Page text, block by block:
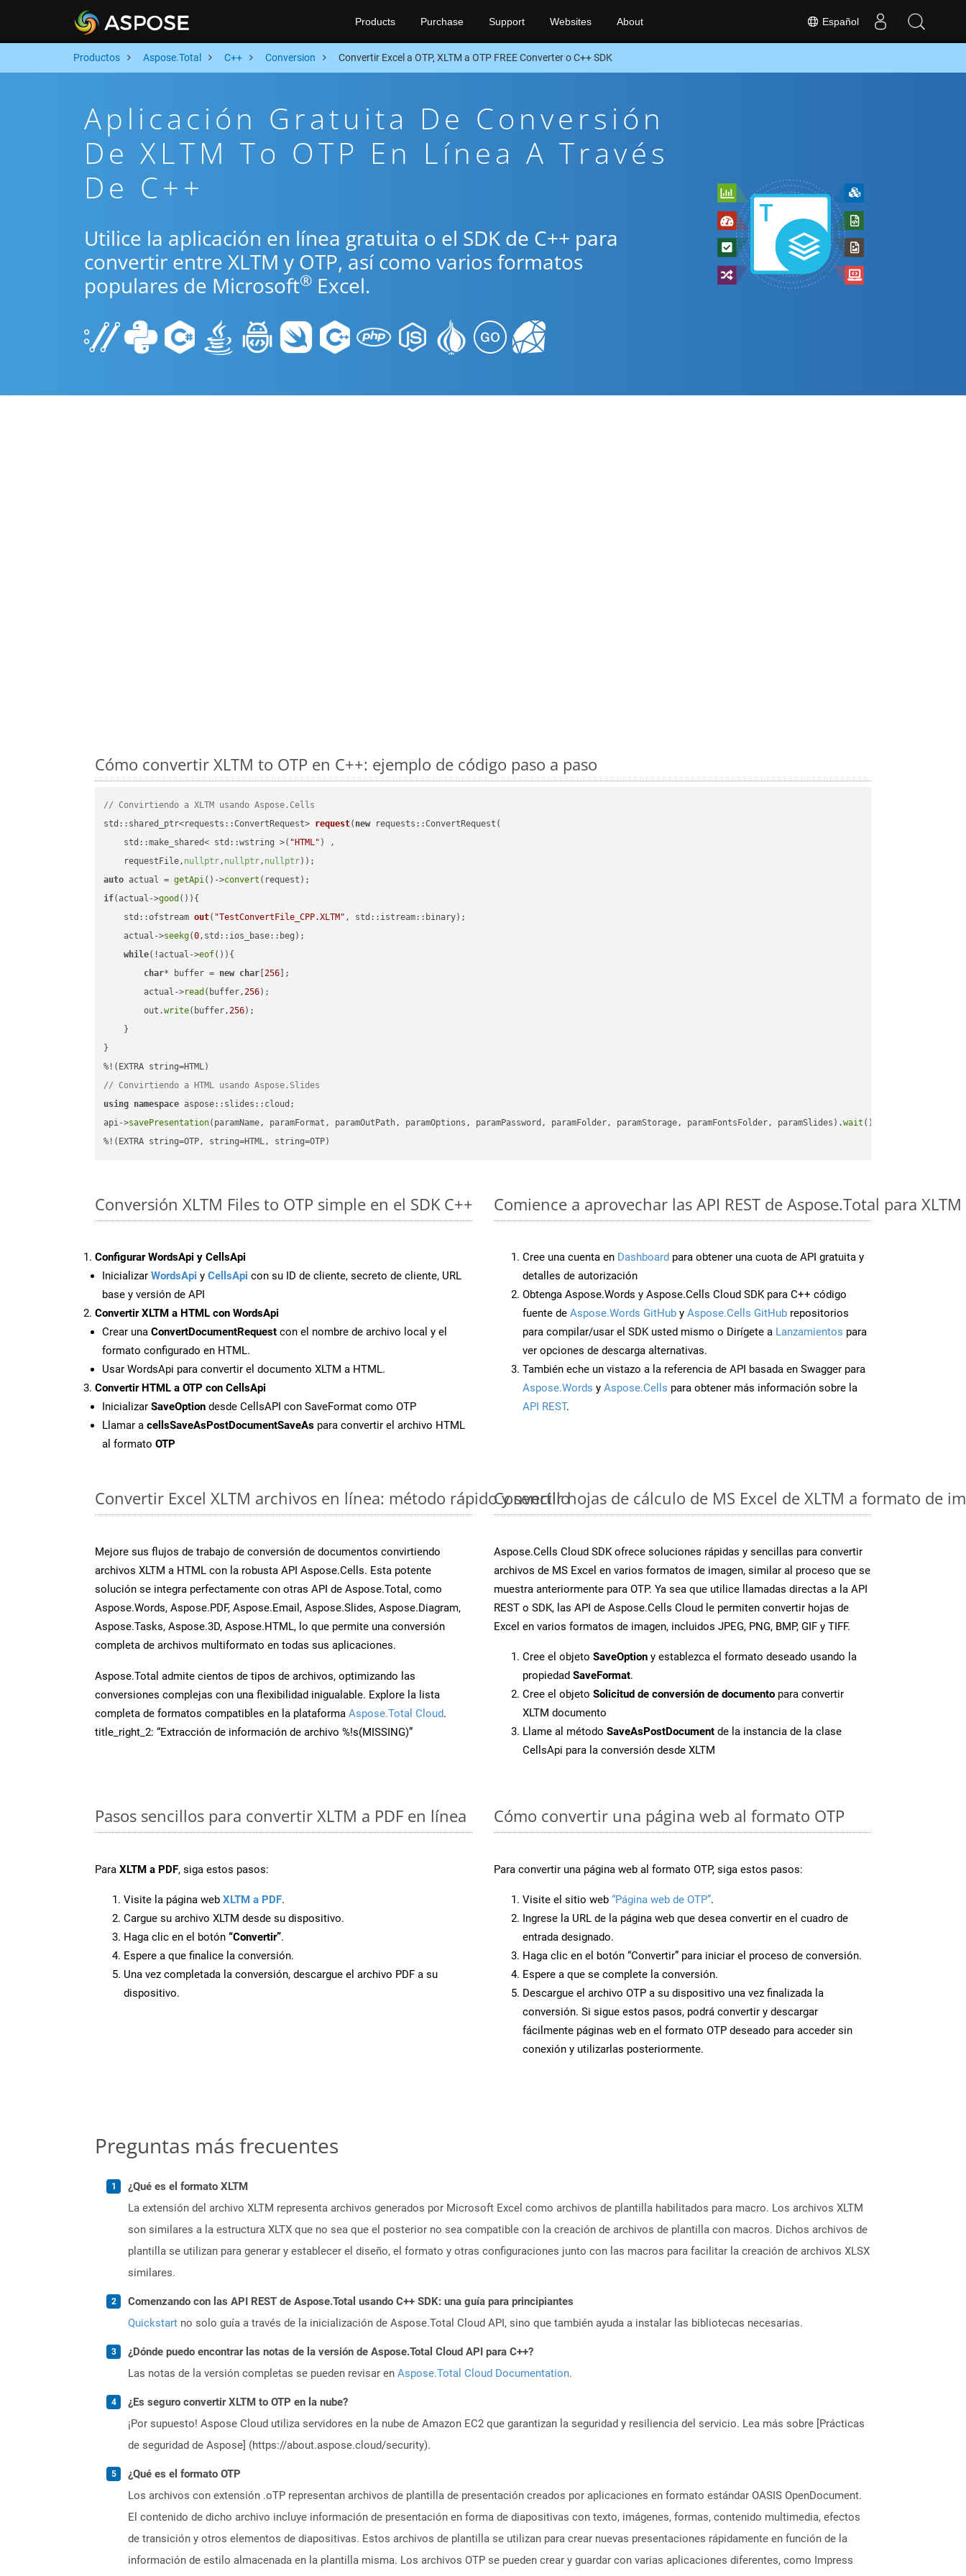
Español
Products Purchase Support Websites About
Productos Aspose.Total C++ Conversion Convertir Excel a OTP, XLTM a OTP FREE Converter o C++ SDK
Aplicación Gratuita De Conversión
De XLTM To OTP En Línea A Través
De C++
Utilice la aplicación en línea gratuita o el SDK de C++ para
convertir entre XLTM y OTP, así como varios formatos
populares de Microsoft® Excel.
Cómo convertir XLTM to OTP en C++: ejemplo de código paso a paso
// Convirtiendo a XLTM usando Aspose.Cells
std::shared_ptr<requests::ConvertRequest> request( new requests::ConvertRequest(
    std::make_shared< std::wstring >(
"HTML" ) ,
    requestFile,
nullptr, nullptr, nullptr))
auto actual = getApi()->convert
if(actual->good ()){
std::ofstream out( "TestConvertFile_CPP.XLTM" , std::istream::binary) ;
    actual->
seekg(0,std::ios_base::beg);
while(!actual->eof()){
char* buffer = new char [256 ];
        actual->
read (buffer,256);
        out.
write(buffer,256);
    }
}
// Convirtiendo a HTML usando Aspose.Slides
using namespace aspose::slides::cloud;
api->savePresentation(paramName, paramFormat, paramOutPath, paramOptions, paramPassword, paramFolder, paramStorage, paramFontsFolder, paramSlides).wait ();
%!(EXTRA string=OTP, string=HTML, string=OTP)
Conversión XLTM Files to OTP simple en el SDK C++
Configurar WordsApi y CellsApi
Inicializar WordsApi y CellsApi con su ID de cliente, secreto de cliente, URL
base y versión de API
Convertir XLTM a HTML con WordsApi
Crear una ConvertDocumentRequest con el nombre de archivo local y el
formato configurado en HTML.
Usar WordsApi para convertir el documento XLTM a HTML.
Convertir HTML a OTP con CellsApi
Inicializar SaveOption desde CellsAPI con SaveFormat como OTP
Llamar a cellsSaveAsPostDocumentSaveAs para convertir el archivo HTML
al formato OTP
Comience a aprovechar las API REST de Aspose.Total para
Cree una cuenta en Dashboard para obtener una cuota de API gratuita y
detalles de autorización
Obtenga Aspose.Words y Aspose.Cells Cloud SDK para C++ código
fuente de Aspose.Words GitHub y Aspose.Cells GitHub repositorios
para compilar/usar el SDK usted mismo o Dirígete a Lanzamientos para
ver opciones de descarga alternativas.
También eche un vistazo a la referencia de API basada en Swagger para
Aspose.Words y Aspose.Cells para obtener más información sobre la
API REST.
Convertir Excel XLTM archivos en línea: método rápido y sencillo
Mejore sus flujos de trabajo de conversión de documentos convirtiendo
archivos XLTM a HTML con la robusta API Aspose.Cells. Esta potente
solución se integra perfectamente con otras API de Aspose.Total, como
Aspose.Words, Aspose.PDF, Aspose.Email, Aspose.Slides, Aspose.Diagram,
Aspose.Tasks, Aspose.3D, Aspose.HTML, lo que permite una conversión
completa de archivos multiformato en todas sus aplicaciones.
Aspose.Total admite cientos de tipos de archivos, optimizando las
conversiones complejas con una flexibilidad inigualable. Explore la lista
completa de formatos compatibles en la plataforma Aspose.Total Cloud.
title_right_2: “Extracción de información de archivo %!s(MISSING)”
Convertir hojas de cálculo de MS Excel de XLTM a formato de
Aspose.Cells Cloud SDK ofrece soluciones rápidas y sencillas para convertir
archivos de MS Excel en varios formatos de imagen, similar al proceso que se
muestra anteriormente para OTP. Ya sea que utilice llamadas directas a la API
REST o SDK, las API de Aspose.Cells Cloud le permiten convertir hojas de
Excel en varios formatos de imagen, incluidos JPEG, PNG, BMP, GIF y TIFF.
Cree el objeto SaveOption y establezca el formato deseado usando la
propiedad SaveFormat.
Cree el objeto Solicitud de conversión de documento para convertir
XLTM documento
Llame al método SaveAsPostDocument de la instancia de la clase
CellsApi para la conversión desde XLTM
Pasos sencillos para convertir XLTM a PDF en línea
Para XLTM a PDF, siga estos pasos:
Visite la página web XLTM a PDF.
Cargue su archivo XLTM desde su dispositivo.
Haga clic en el botón “Convertir”.
Espere a que finalice la conversión.
Una vez completada la conversión, descargue el archivo PDF a su
dispositivo.
Cómo convertir una página web al formato OTP
Para convertir una página web al formato OTP, siga estos pasos:
Visite el sitio web “Página web de OTP”.
Ingrese la URL de la página web que desea convertir en el cuadro de
entrada designado.
Haga clic en el botón “Convertir” para iniciar el proceso de conversión.
Espere a que se complete la conversión.
Descargue el archivo OTP a su dispositivo una vez finalizada la
conversión. Si sigue estos pasos, podrá convertir y descargar
fácilmente páginas web en el formato OTP deseado para acceder sin
conexión y utilizarlas posteriormente.
Preguntas más frecuentes
¿Qué es el formato XLTM
La extensión del archivo XLTM representa archivos generados por Microsoft Excel como archivos de plantilla habilitados para macro. Los archivos XLTM
son similares a la estructura XLTX que no sea que el posterior no sea compatible con la creación de archivos de plantilla con macros. Dichos archivos de
plantilla se utilizan para generar y establecer el diseño, el formato y otras configuraciones junto con las macros para facilitar la creación de archivos XLSX
similares.
Comenzando con las API REST de Aspose.Total usando C++ SDK: una guía para principiantes
Quickstart no solo guía a través de la inicialización de Aspose.Total Cloud API, sino que también ayuda a instalar las bibliotecas necesarias.
¿Dónde puedo encontrar las notas de la versión de Aspose.Total Cloud API para C++?
Las notas de la versión completas se pueden revisar en Aspose.Total Cloud Documentation.
¿Es seguro convertir XLTM to OTP en la nube?
¡Por supuesto! Aspose Cloud utiliza servidores en la nube de Amazon EC2 que garantizan la seguridad y resiliencia del servicio. Lea más sobre [Prácticas
de seguridad de Aspose] (https://about.aspose.cloud/security).
¿Qué es el formato OTP
Los archivos con extensión .oTP representan archivos de plantilla de presentación creados por aplicaciones en formato estándar OASIS OpenDocument.
El contenido de dicho archivo incluye información de presentación en forma de diapositivas con texto, imágenes, formas, contenido multimedia, efectos
de transición y otros elementos de diapositivas. Estos archivos de plantilla se utilizan para crear nuevas presentaciones rápidamente en función de la
información de estilo almacenada en la plantilla misma. Los archivos OTP se pueden crear y guardar con varias aplicaciones diferentes, como Impress